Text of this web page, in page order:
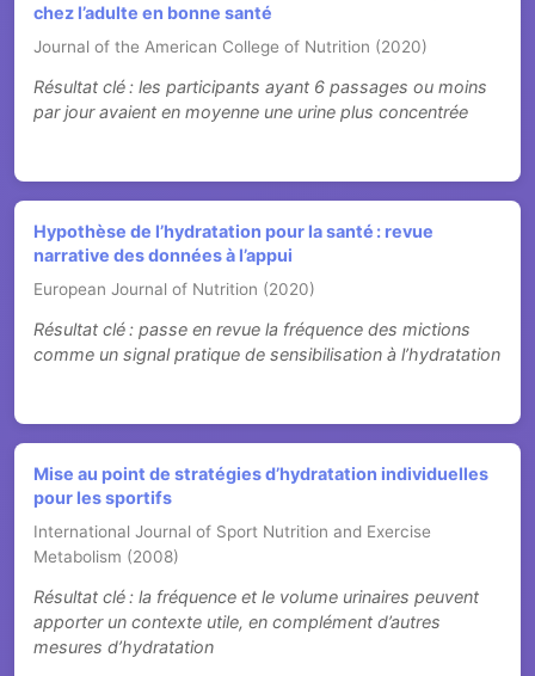
chez l’adulte en bonne santé
Journal of the American College of Nutrition (2020)
Résultat clé : les participants ayant 6 passages ou moins
par jour avaient en moyenne une urine plus concentrée
Hypothèse de l’hydratation pour la santé : revue
narrative des données à l’appui
European Journal of Nutrition (2020)
Résultat clé : passe en revue la fréquence des mictions
comme un signal pratique de sensibilisation à l’hydratation
Mise au point de stratégies d’hydratation individuelles
pour les sportifs
International Journal of Sport Nutrition and Exercise
Metabolism (2008)
Résultat clé : la fréquence et le volume urinaires peuvent
apporter un contexte utile, en complément d’autres
mesures d’hydratation